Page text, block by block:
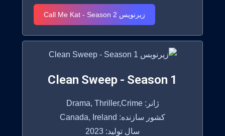
زیرنویس Call Me Kat - Season 2
Clean Sweep - Season 1
ژانر: Drama, Thriller,Crime
کشور سازنده: Canada, Ireland
سال تولید: 2023